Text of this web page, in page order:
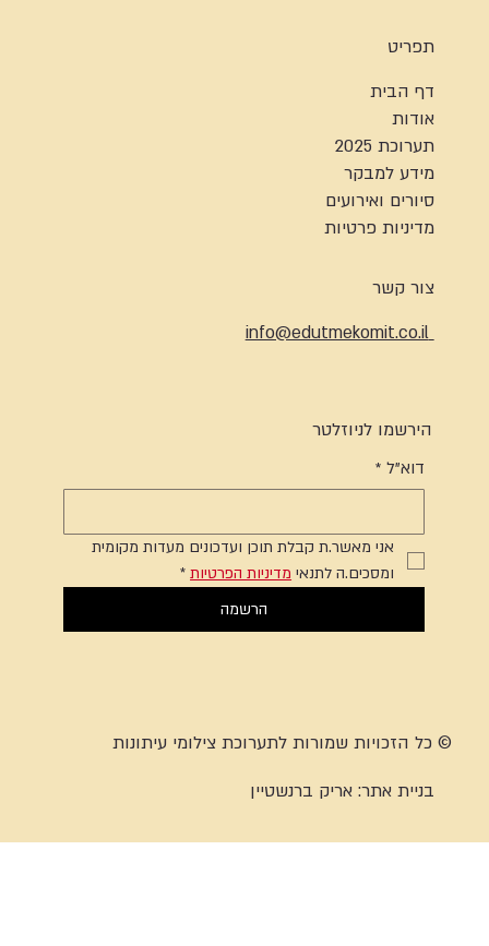
תפריט
דף הבית
אודות
תערוכת 2025
מידע למבקר
סיורים ואירועים
מדיניות פרטיות
צור קשר
info@edutmekomit.co.il
הירשמו לניוזלטר
דוא"ל *
אני מאשר.ת קבלת תוכן ועדכונים מעדות מקומית
ומסכים.ה לתנאי מדיניות הפרטיות *
הרשמה
© כל הזכויות שמורות לתערוכת צילומי עיתונות
בניית אתר:אריק ברנשטיין